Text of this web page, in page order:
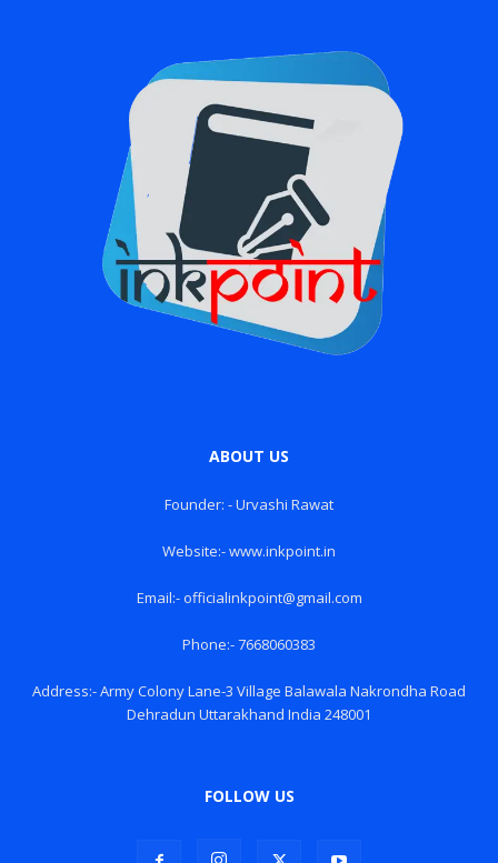
ABOUT US
Founder: - Urvashi Rawat
Website:- www.inkpoint.in
Email:- officialinkpoint@gmail.com
Phone:- 7668060383
Address:- Army Colony Lane-3 Village Balawala Nakrondha Road
Dehradun Uttarakhand India 248001
FOLLOW US